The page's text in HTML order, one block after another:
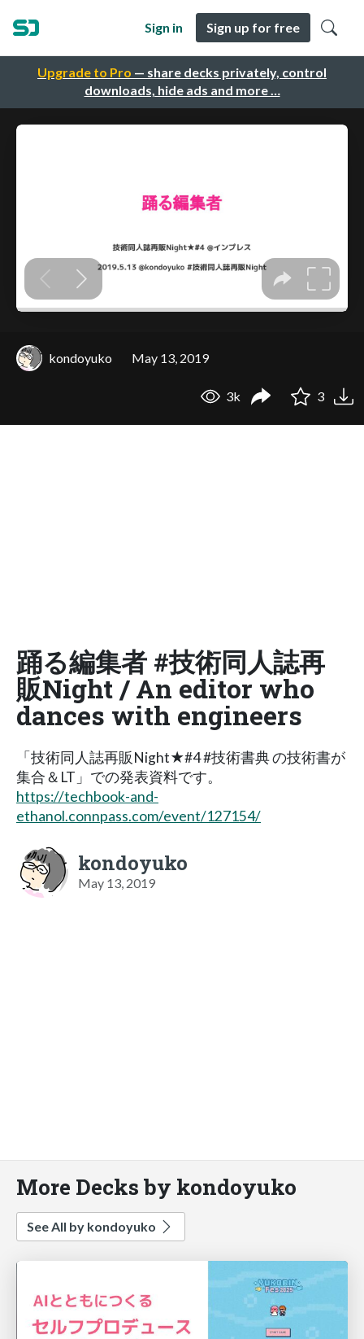
Upgrade to Pro — share decks privately, control
downloads, hide ads and more …
Sign in Sign up for free
kondoyuko May 13, 2019
3k 3
踊る編集者 #技術同人誌再
販Night / An editor who
dances with engineers
「技術同人誌再販Night★#4 #技術書典 の技術書が
集合＆LT」での発表資料です。
https://techbook-and-
ethanol.connpass.com/event/127154/
kondoyuko
May 13, 2019
More Decks by kondoyuko
See All by kondoyuko